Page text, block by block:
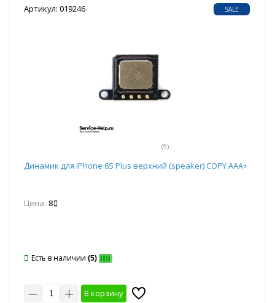
Артикул: 019246
(9)
SALE
Динамик для iPhone 6S Plus верхний (speaker) COPY AAA+
Цена: 8
Есть в наличии (5)
В корзину